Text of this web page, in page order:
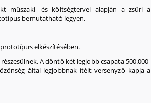
műszaki- és költségtervei alapján a zsűri a
bemutatható legyen.
elkészítésében.
A döntő két legjobb csapata 500.000-
által legjobbnak ítélt versenyző kapja a